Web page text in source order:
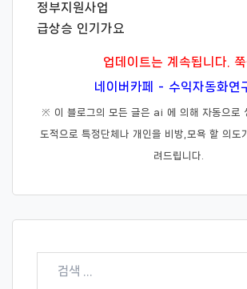
정부지원사업
급상승 인기가요
업데이트는 계속됩니다.
네이버카페 - 수익자동화연
※ 이 블로그의 모든 글은 ai 에 의해 자동으로
도적으로 특정단체나 개인을 비방,모욕 할 의도
려드립니다.
검